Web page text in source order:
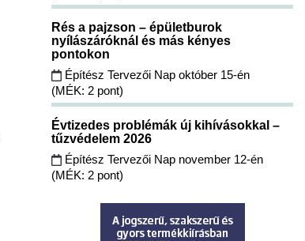
Rés a pajzson – épületburok
nyílászáróknál és más kényes
pontokon
Építész Tervezői Nap október 15-én
(MÉK: 2 pont)
Évtizedes problémák új kihívásokkal –
tűzvédelem 2026
Építész Tervezői Nap november 12-én
(MÉK: 2 pont)